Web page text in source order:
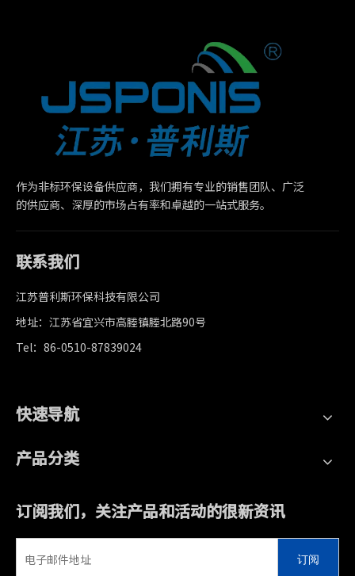
作为非标环保设备供应商，我们拥有专业的销售团队、广泛
的供应商、深厚的市场占有率和卓越的一站式服务。
联系我们
江苏普利斯环保科技有限公司
地址：江苏省宜兴市高塍镇塍北路90号
Tel：86-0510-87839024
快速导航
产品分类
订阅我们，关注产品和活动的很新资讯
订阅